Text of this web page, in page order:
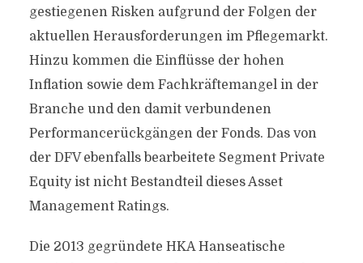
gestiegenen Risken aufgrund der Folgen der
aktuellen Herausforderungen im Pflegemarkt.
Hinzu kommen die Einflüsse der hohen
Inflation sowie dem Fachkräftemangel in der
Branche und den damit verbundenen
Performancerückgängen der Fonds. Das von
der DFV ebenfalls bearbeitete Segment Private
Equity ist nicht Bestandteil dieses Asset
Management Ratings.
Die 2013 gegründete HKA Hanseatische